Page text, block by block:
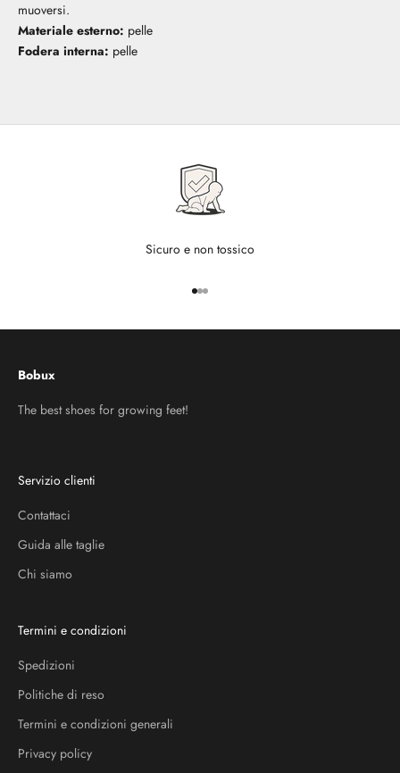
muoversi.
Materiale esterno: pelle
Fodera interna: pelle
Sicuro e non tossico
Vai all'articolo 1
Vai all'articolo 2
Vai all'articolo 3
Bobux
The best shoes for growing feet!
Servizio clienti
Contattaci
Guida alle taglie
Chi siamo
Termini e condizioni
Spedizioni
Politiche di reso
Termini e condizioni generali
Privacy policy